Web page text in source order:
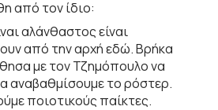
από τον ίδιο:
αλάνθαστος είναι
από την αρχή εδώ. Βρήκα
με τον Τζημόπουλο να
αναβαθμίσουμε το ρόστερ.
ποιοτικούς παίκτες.